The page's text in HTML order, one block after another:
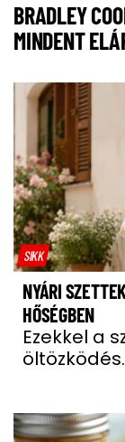
BRADLEY
MINDENT
SIKK
NYÁRI
HŐSÉGBEN
Ezekkel a
öltözködés.